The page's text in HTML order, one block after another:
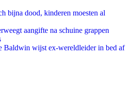
bijna dood, kinderen moesten al
aangifte na schuine grappen
Baldwin wijst ex-wereldleider in bed af